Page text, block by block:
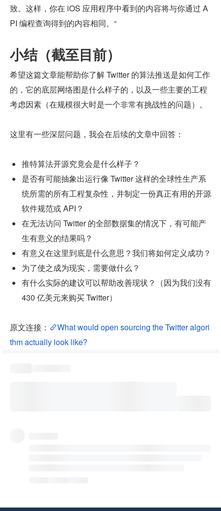
致。这样，你在 iOS 应用程序中看到的内容将与你通过 A
PI 编程查询得到的内容相同。“
小结（截至目前）
希望这篇文章能帮助你了解 Twitter 的算法推送是如何工作
的，它的底层网络图是什么样子的，以及一些主要的工程
考虑因素（在规模很大时是一个非常有挑战性的问题）。
这里有一些深层问题，我会在后续的文章中回答：
推特算法开源究竟会是什么样子？
是否有可能抽象出运行像 Twitter 这样的全球性生产系
统所需的所有工程复杂性，并制定一份真正有用的开源
软件规范或 API？
在无法访问 Twitter 的全部数据集的情况下，有可能产
生有意义的结果吗？
有意义在这里到底是什么意思？我们将如何定义成功？
为了使之成为现实，需要做什么？
有什么实际的建议可以帮助改善现状？（因为我们没有
430 亿美元来购买 Twitter）
原文连接：
What would open sourcing the Twitter algori
thm actually look like?